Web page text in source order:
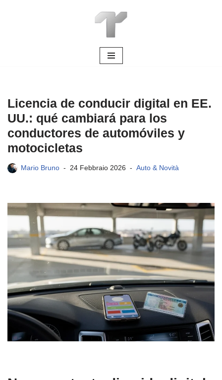
Licencia de conducir digital en EE.
UU.: qué cambiará para los
conductores de automóviles y
motocicletas
Mario Bruno 24 Febbraio 2026 Auto & Novità